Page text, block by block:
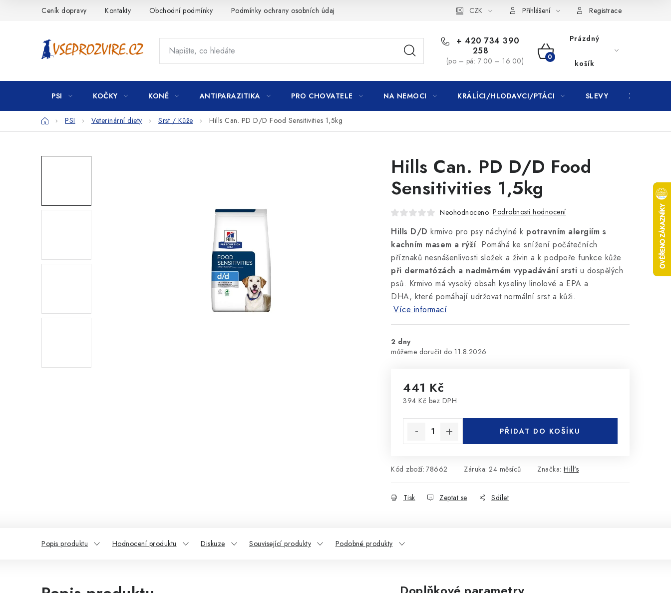
Ceník dopravy Kontakty Obchodní podmínky Podmínky ochrany osobních údajů CZK Přihlášení Registrace
+ 420 734 390
258
(po – pá: 7:00 – 16:00)
NÁKUPNÍ
KOŠÍK
Prázdný
košík
PSI KOČKY KONĚ ANTIPARAZITIKA PRO CHOVATELE NA NEMOCI KRÁLÍCI/HLODAVCI/PTÁCI SLEVY ZNAČKY
DomůPSI Veterinární diety Srst / Kůže Hills Can. PD D/D Food Sensitivities 1,5kg
Hills Can. PD D/D Food
Sensitivities 1,5kg
Neohodnoceno Podrobnosti hodnocení
Hills D/D krmivo pro psy náchylné k potravním alergiím s
kachním masem a rýží. Pomáhá ke snížení počátečních
příznaků nesnášenlivosti složek a živin a k podpoře funkce kůže
při dermatózách a nadměrném vypadávání srsti u dospělých
psů. Krmivo má vysoký obsah kyseliny linolové a EPA a
DHA, které pomáhají udržovat normální srst a kůži.
Více informací
2 dny
11.8.2026
441 Kč
394 Kč bez DPH
PŘIDAT DO KOŠÍKU
Kód zboží: 78662 Záruka: 24 měsíců Značka: Hill's
Tisk Zeptat se Sdílet
Popis produktu Hodnocení produktu Diskuze Související produkty Podobné produkty